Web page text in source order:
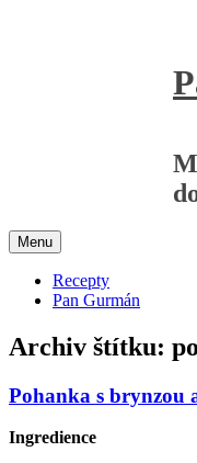
Menu
Recepty
Pan Gurmán
Archiv štítku:
Pohanka s brynzou
Ingredience